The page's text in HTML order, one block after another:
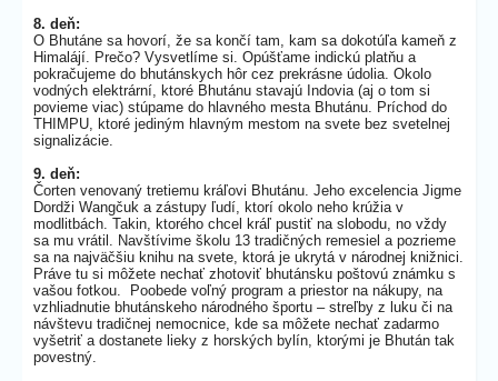
8. deň:
O Bhutáne sa hovorí, že sa končí tam, kam sa dokotúľa kameň z
Himalájí. Prečo? Vysvetlíme si. Opúšťame indickú platňu a
pokračujeme do bhutánskych hôr cez prekrásne údolia. Okolo
vodných elektrární, ktoré Bhutánu stavajú Indovia (aj o tom si
povieme viac) stúpame do hlavného mesta Bhutánu. Príchod do
THIMPU, ktoré jediným hlavným mestom na svete bez svetelnej
signalizácie.
9. deň:
Čorten venovaný tretiemu kráľovi Bhutánu. Jeho excelencia Jigme
Dordži Wangčuk a zástupy ľudí, ktorí okolo neho krúžia v
modlitbách. Takin, ktorého chcel kráľ pustiť na slobodu, no vždy
sa mu vrátil. Navštívime školu 13 tradičných remesiel a pozrieme
sa na najväčšiu knihu na svete, ktorá je ukrytá v národnej knižnici.
Práve tu si môžete nechať zhotoviť bhutánsku poštovú známku s
vašou fotkou. Poobede voľný program a priestor na nákupy, na
vzhliadnutie bhutánskeho národného športu – streľby z luku či na
návštevu tradičnej nemocnice, kde sa môžete nechať zadarmo
vyšetriť a dostanete lieky z horských bylín, ktorými je Bhután tak
povestný.